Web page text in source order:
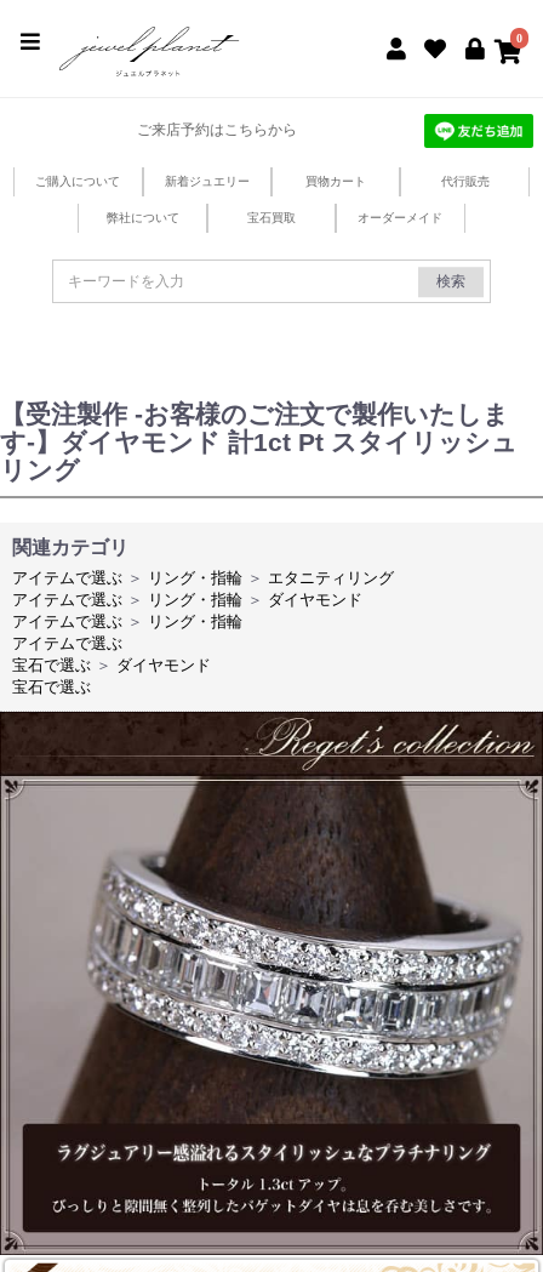
0
ご来店予約はこちらから
ご購入について 新着ジュエリー 買物カート 代行販売
弊社について 宝石買取 オーダーメイド
検索
【受注製作 -お客様のご注文で製作いたしま
す-】ダイヤモンド 計1ct Pt スタイリッシュ
リング
関連カテゴリ
アイテムで選ぶ ＞ リング・指輪 ＞ エタニティリング
アイテムで選ぶ ＞ リング・指輪 ＞ ダイヤモンド
アイテムで選ぶ ＞
リング・指輪
アイテムで選ぶ
宝石で選ぶ ＞ ダイヤモンド
宝石で選ぶ